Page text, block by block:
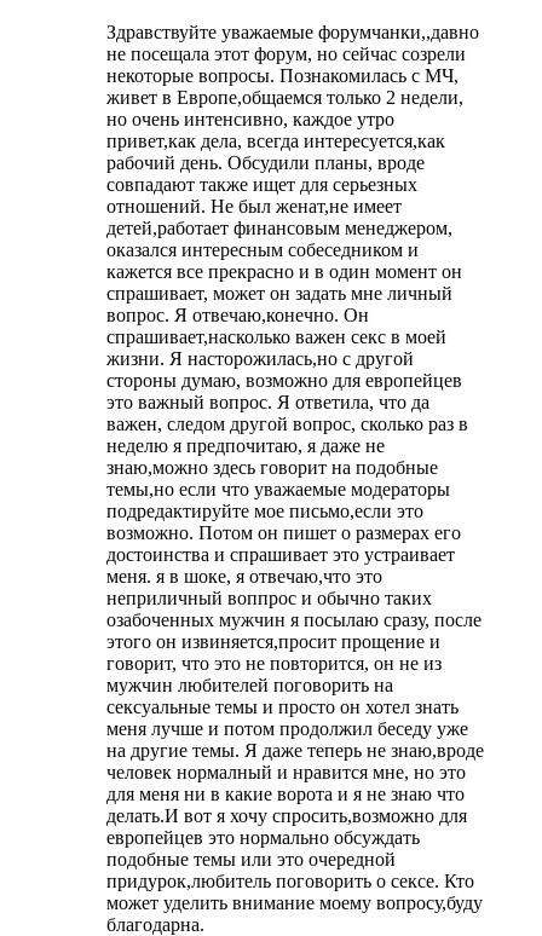
Здравствуйте уважаемые форумчанки,,давно
не посещала этот форум, но сейчас созрели
некоторые вопросы. Познакомилась с МЧ,
живет в Европе,общаемся только 2 недели,
но очень интенсивно, каждое утро
привет,как дела, всегда интересуется,как
рабочий день. Обсудили планы, вроде
совпадают также ищет для серьезных
отношений. Не был женат,не имеет
детей,работает финансовым менеджером,
оказался интересным собеседником и
кажется все прекрасно и в один момент он
спрашивает, может он задать мне личный
вопрос. Я отвечаю,конечно. Он
спрашивает,насколько важен секс в моей
жизни. Я насторожилась,но с другой
стороны думаю, возможно для европейцев
это важный вопрос. Я ответила, что да
важен, следом другой вопрос, сколько раз в
неделю я предпочитаю, я даже не
знаю,можно здесь говорит на подобные
темы,но если что уважаемые модераторы
подредактируйте мое письмо,если это
возможно. Потом он пишет о размерах его
достоинства и спрашивает это устраивает
меня. я в шоке, я отвечаю,что это
неприличный воппрос и обычно таких
озабоченных мужчин я посылаю сразу, после
этого он извиняется,просит прощение и
говорит, что это не повторится, он не из
мужчин любителей поговорить на
сексуальные темы и просто он хотел знать
меня лучше и потом продолжил беседу уже
на другие темы. Я даже теперь не знаю,вроде
человек нормалный и нравится мне, но это
для меня ни в какие ворота и я не знаю что
делать.И вот я хочу спросить,возможно для
европейцев это нормально обсуждать
подобные темы или это очередной
придурок,любитель поговорить о сексе. Кто
может уделить внимание моему вопросу,буду
благодарна.